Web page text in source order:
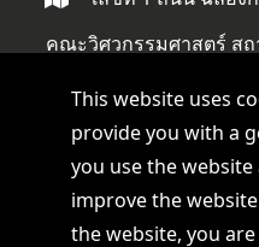
This website uses
provide you with a
you use the
improve the
the website, you
คณะวิศวกรรมศาสตร์ สถ
kmitl-